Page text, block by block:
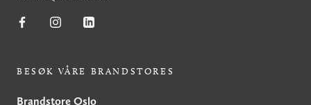
BESØK VÅRE BRANDSTORES
Brandstore Oslo